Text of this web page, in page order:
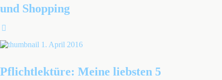
und Shopping
1. April 2016
Pflichtlektüre: Meine liebsten 5